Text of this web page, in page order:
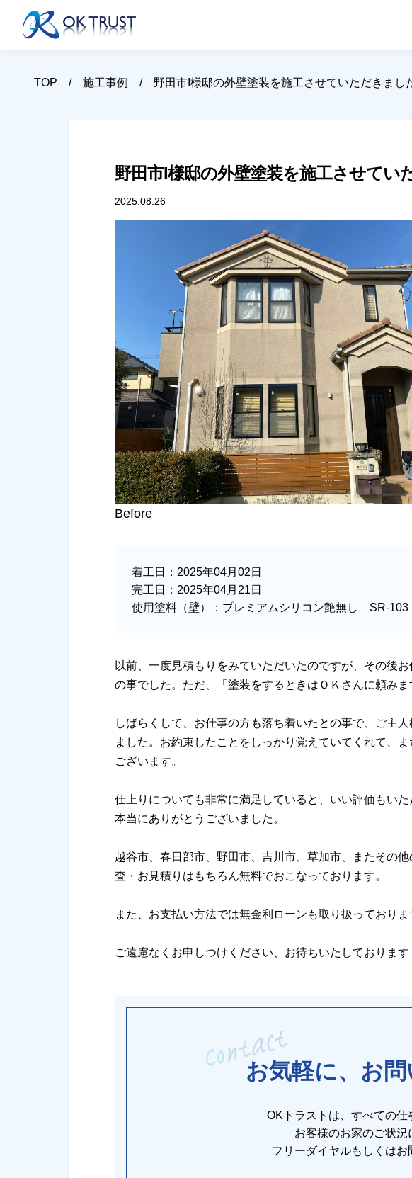
TOP 施工事例 野田市I様邸の外壁塗装を施工させていただきまし
野田市I様邸の外壁塗装を施工させてい
2025.08.26
Before
着工日： 2025年04月02日
完工日： 2025年04月21日
使用塗料（壁）： プレミアムシリコン艶無し SR-103
以前、一度見積もりをみていただいたのですが、その後
の事でした。ただ、「塗装をするときはＯＫさんに頼みま
しばらくして、お仕事の方も落ち着いたとの事で、ご主
ました。お約束したことをしっかり覚えていてくれて、
ございます。
仕上りについても非常に満足していると、いい評価もいた
本当にありがとうございました。
越谷市、春日部市、野田市、吉川市、草加市、またその
査・お見積りはもちろん無料でおこなっております。
また、お支払い方法では無金利ローンも取り扱っておりま
ご遠慮なくお申しつけください、お待ちいたしております
お気軽に、お
OKトラストは、すべての仕
お客様のお家のご状況
フリーダイヤルもしくはお